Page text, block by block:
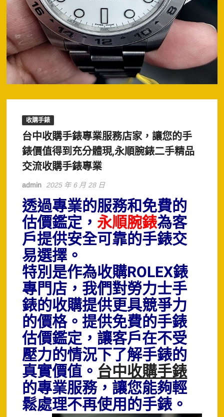
收購手錶
台中收購手錶專業服務店家，讓您的手
錶價值得到充分體現,永順腕錶二手精品
交流收購手錶專業
admin 2025 年 6 月 28 日
透過專業的服務和免費的
估價鑑定，永順腕錶為客
戶提供安全可靠的手錶交
易選擇。
特別是作為收購ROLEX錶
專門店，我們對勞力士手
錶的收購提供更具競爭力
的價格。提供免費的手錶
估價鑑定，讓客戶在不受
壓力的情況下了解手錶的
真實價值。台中收購手錶
的專業服務，讓您能夠輕
鬆處理不再使用的手錶。